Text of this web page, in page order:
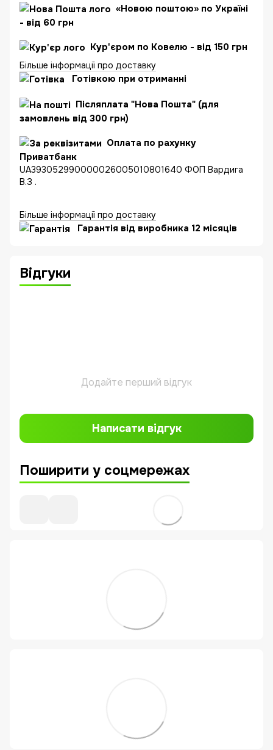
«Новою поштою» по Україні
- від 60 грн
Кур'єром по Ковелю - від 150 грн
Більше інформації про доставку
Готівкою при отриманні
Післяплата "Нова Пошта" (для
замовлень від 300 грн)
Оплата по рахунку
Приватбанк
UA393052990000026005010801640 ФОП Вардига
В.З .
Більше інформації про доставку
Гарантія від виробника 12 місяців
Відгуки
Додайте перший відгук
Написати відгук
Поширити у соцмережах